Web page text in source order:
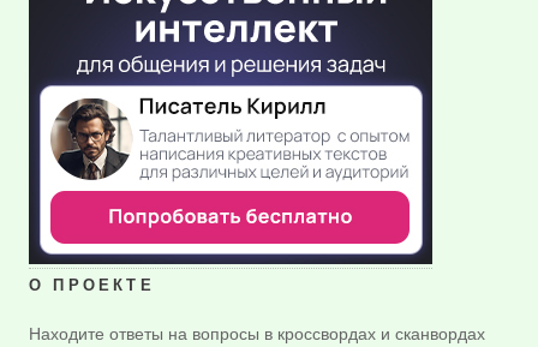
О ПРОЕКТЕ
Находите ответы на вопросы в кроссвордах и сканвордах